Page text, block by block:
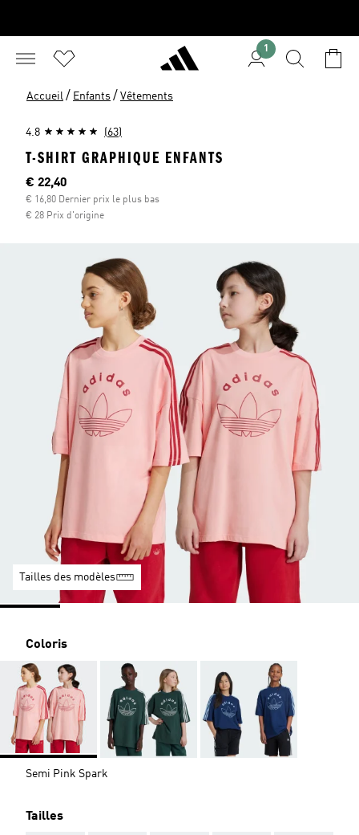
1
Accueil / Enfants / Vêtements
4.8 (63)
T-SHIRT GRAPHIQUE ENFANTS
Current price
€ 22,40
€ 16,80 Dernier prix le plus bas
€ 28 Prix d'origine
Tailles des modèles
Coloris
Semi Pink Spark
Tailles